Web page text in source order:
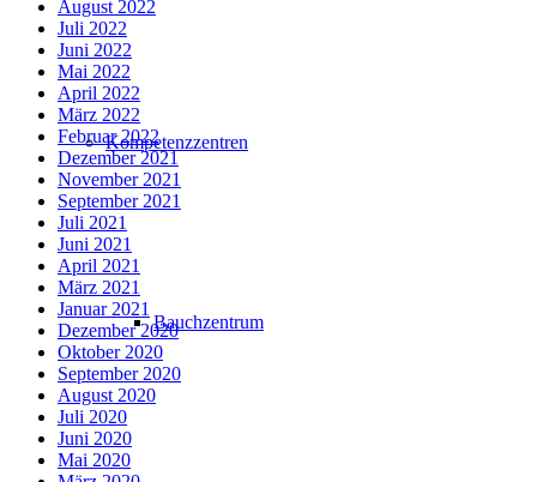
Kompetenzzentren
Bauchzentrum
August 2022
Juli 2022
Juni 2022
Mai 2022
April 2022
März 2022
Februar 2022
Dezember 2021
November 2021
September 2021
Juli 2021
Juni 2021
April 2021
März 2021
Januar 2021
Dezember 2020
Oktober 2020
September 2020
August 2020
Juli 2020
Juni 2020
Mai 2020